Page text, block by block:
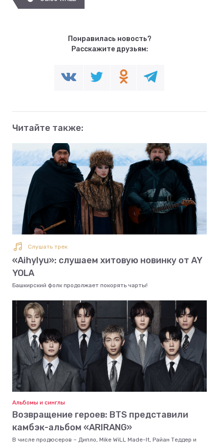
Понравилась новость?
Расскажите друзьям:
Читайте также:
Слушать трек
«Aihylyu»: слушаем хитовую новинку от AY
YOLA
Башкирский фолк продолжает покорять чарты!
Альбомы и синглы
Возвращение героев: BTS представили
камбэк-альбом «ARIRANG»
В числе продюсеров – Дипло, Mike WiLL Made-It, Райан Теддер и